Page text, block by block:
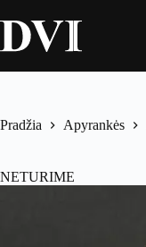
Pradžia Apyrankės
NETURIME